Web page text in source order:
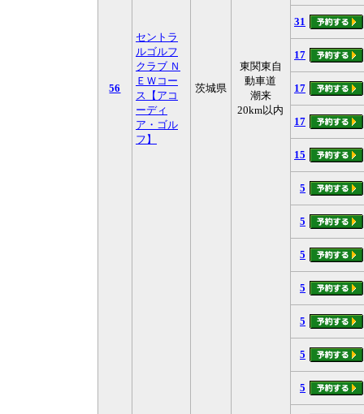
56
セントラ
ルゴルフ
クラブ Ｎ
ＥＷコー
ス【アコ
ーディ
ア・ゴル
フ】
茨城県
東関東自
動車道
潮来
20km以内
31
17
17
17
15
5
5
5
5
5
5
5